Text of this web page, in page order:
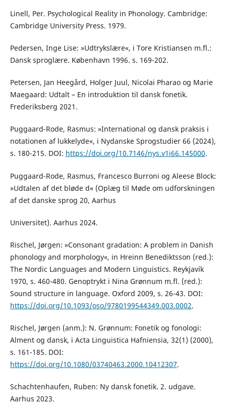
Linell, Per. Psychological Reality in Phonology. Cambridge:
Cambridge University Press. 1979.
Pedersen, Inge Lise: »Udtrykslære«, i Tore Kristiansen m.fl.:
Dansk sproglære. København 1996. s. 169-202.
Petersen, Jan Heegård, Holger Juul, Nicolai Pharao og Marie
Maegaard: Udtalt – En introduktion til dansk fonetik.
Frederiksberg 2021.
Puggaard-Rode, Rasmus: »International og dansk praksis i
notationen af lukkelyde«, i Nydanske Sprogstudier 66 (2024),
s. 180-215. DOI: https://doi.org/10.7146/nys.v1i66.145000.
Puggaard-Rode, Rasmus, Francesco Burroni og Aleese Block:
»Udtalen af det bløde d« (Oplæg til Møde om udforskningen
af det danske sprog 20, Aarhus
Universitet). Aarhus 2024.
Rischel, Jørgen: »Consonant gradation: A problem in Danish
phonology and morphology«, in Hreinn Benediktsson (red.):
The Nordic Languages and Modern Linguistics. Reykjavík
1970, s. 460-480. Genoptrykt i Nina Grønnum m.fl. (red.):
Sound structure in language. Oxford 2009, s. 26-43. DOI:
https://doi.org/10.1093/oso/9780199544349.003.0002.
Rischel, Jørgen (anm.): N. Grønnum: Fonetik og fonologi:
Alment og dansk, i Acta Linguistica Hafniensia, 32(1) (2000),
s. 161-185. DOI:
https://doi.org/10.1080/03740463.2000.10412307.
Schachtenhaufen, Ruben: Ny dansk fonetik. 2. udgave.
Aarhus 2023.